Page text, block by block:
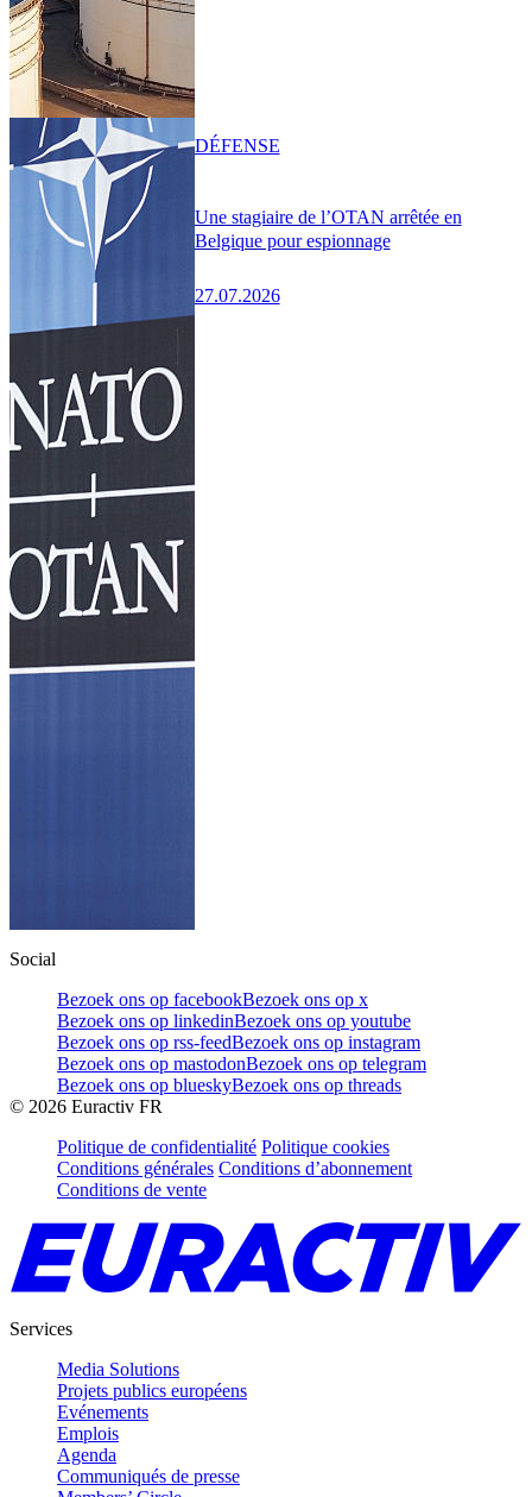
Une stagiaire de l’OTAN arrêtée en
Belgique pour espionnage
27.07.2026
DÉFENSE
Social
Bezoek ons op facebookBezoek ons op x
Bezoek ons op linkedinBezoek ons op youtube
Bezoek ons op rss-feedBezoek ons op instagram
Bezoek ons op mastodonBezoek ons op telegram
Bezoek ons op blueskyBezoek ons op threads
© 2026 Euractiv FR
Politique de confidentialité Politique cookies
Conditions générales Conditions d’abonnement
Conditions de vente
Services
Media Solutions
Projets publics européens
Evénements
Emplois
Agenda
Communiqués de presse